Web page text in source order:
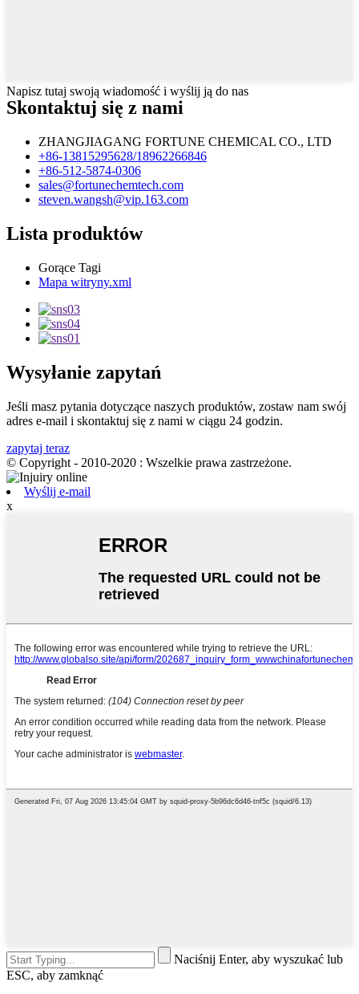
Napisz tutaj swoją wiadomość i wyślij ją do nas
Skontaktuj się z nami
ZHANGJIAGANG FORTUNE CHEMICAL CO., LTD
+86-13815295628/18962266846
+86-512-5874-0306
sales@fortunechemtech.com
steven.wangsh@vip.163.com
Lista produktów
Gorące Tagi
Mapa witryny.xml
Wysyłanie zapytań
Jeśli masz pytania dotyczące naszych produktów, zostaw nam swój
adres e-mail i skontaktuj się z nami w ciągu 24 godzin.
zapytaj teraz
© Copyright - 2010-2020 : Wszelkie prawa zastrzeżone.
Wyślij e-mail
x
Naciśnij Enter, aby wyszukać lub
ESC, aby zamknąć